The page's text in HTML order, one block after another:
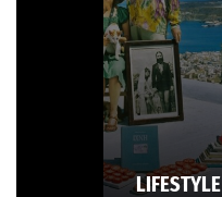
LIFESTYLE